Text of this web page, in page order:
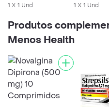
1 X 1 Und
1 X 1 Und
Produtos
Menos Health